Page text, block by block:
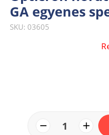
GA egyenes
SKU: 03605
− 1 +